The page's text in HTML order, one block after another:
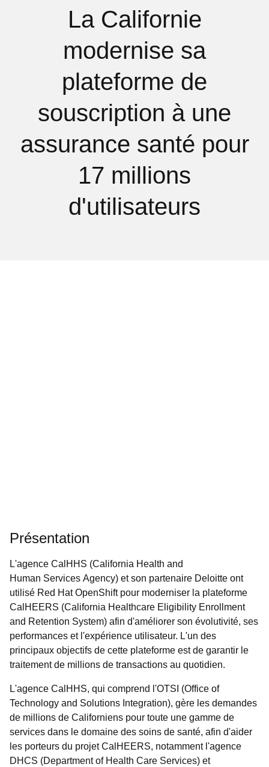
La Californie
modernise sa
plateforme de
souscription à une
assurance santé pour
17 millions
d'utilisateurs
Présentation
L'agence CalHHS (California Health and
Human Services Agency) et son partenaire Deloitte ont
utilisé Red Hat OpenShift pour moderniser la plateforme
CalHEERS (California Healthcare Eligibility Enrollment
and Retention System) afin d'améliorer son évolutivité, ses
performances et l'expérience utilisateur. L'un des
principaux objectifs de cette plateforme est de garantir le
traitement de millions de transactions au quotidien.
L'agence CalHHS, qui comprend l'OTSI (Office of
Technology and Solutions Integration), gère les demandes
de millions de Californiens pour toute une gamme de
services dans le domaine des soins de santé, afin d'aider
les porteurs du projet CalHEERS, notamment l'agence
DHCS (Department of Health Care Services) et